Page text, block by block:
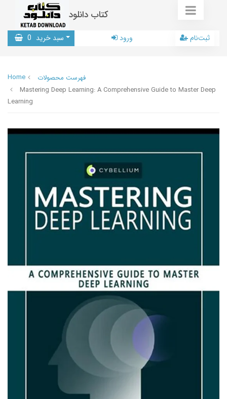
کتاب دانلود
سبد خرید 0 ورود ثبت‌نام
Home
فهرست محصولات
Mastering Deep Learning: A Comprehensive Guide to Master Deep
Learning